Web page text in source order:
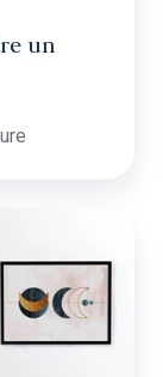
un